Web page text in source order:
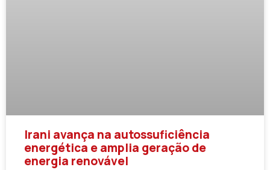
Irani avança na autossuficiência
energética e amplia geração de
energia renovável